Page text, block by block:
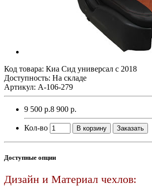
Код товара: Киа Сид универсал с 2018
Доступность: На складе
Артикул: A-106-279
9 500 р.8 900 р.
Кол-во В корзину Заказать
Доступные опции
Дизайн и Материал чехлов: